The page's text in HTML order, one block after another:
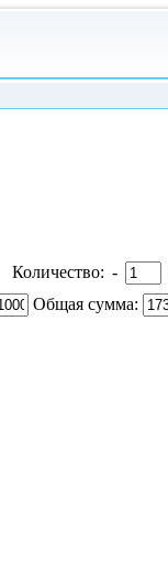
Количество: -
Общая сумма: